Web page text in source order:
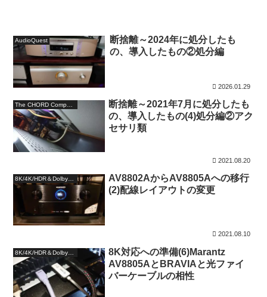
AudioQuest
断捨離～2024年に処分したも
の、導入したもの②処分編
2026.01.29
The CHORD Company
断捨離～2021年7月に処分したも
の、導入したもの(4)処分編②アク
セサリ類
2021.08.20
AV8802AからAV8805Aへの移行
(2)配線レイアウトの変更
2021.08.10
8K対応への準備(6)Marantz
AV8805AとBRAVIAと光ファイ
バーケーブルの相性